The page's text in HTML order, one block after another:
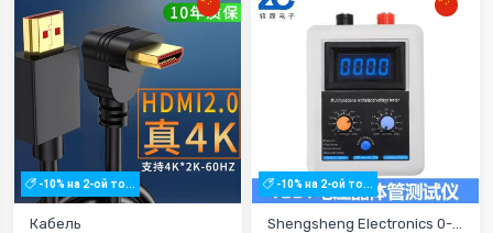
-10% на 2-ой то...
Кабель
-10% на 2-ой то...
Shengsheng Electronics 0-...